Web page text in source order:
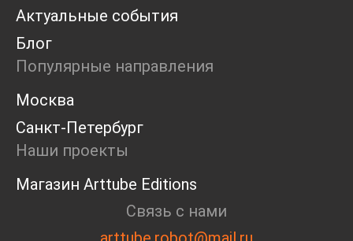
Open call
Экскурсия
Дискуссия
Cosmoscow 2024
Blazar 2024
Встречи
Круглый стол
Актуальные события
Блог
Популярные направления
Москва
Санкт-Петербург
Наши проекты
Магазин Arttube Editions
Связь с нами